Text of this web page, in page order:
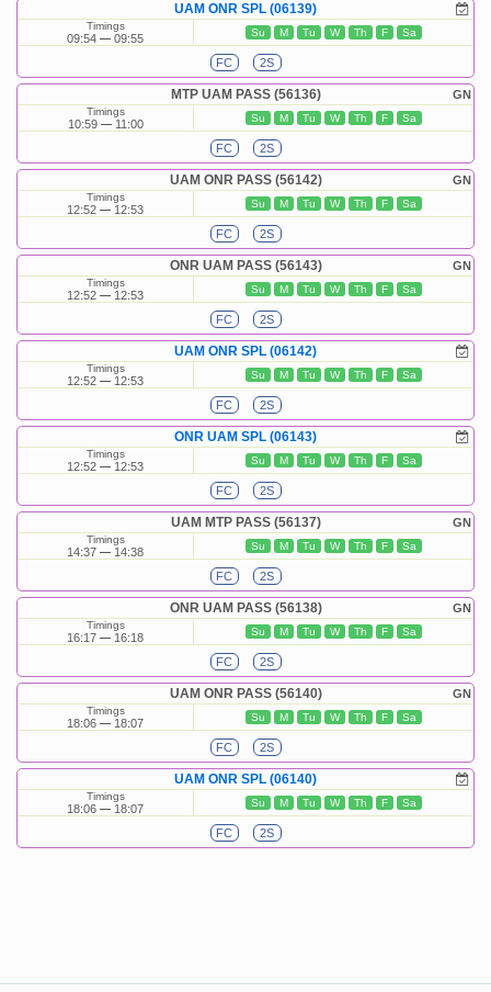
UAM ONR SPL (06139)
Timings
09:54 09:55 Su M Tu W Th F Sa
FC 2S
GN
MTP UAM PASS (56136)
Timings
10:59 11:00 Su M Tu W Th F Sa
FC 2S
GN
UAM ONR PASS (56142)
Timings
12:52 12:53 Su M Tu W Th F Sa
FC 2S
GN
ONR UAM PASS (56143)
Timings
12:52 12:53 Su M Tu W Th F Sa
FC 2S
UAM ONR SPL (06142)
Timings
12:52 12:53 Su M Tu W Th F Sa
FC 2S
ONR UAM SPL (06143)
Timings
12:52 12:53 Su M Tu W Th F Sa
FC 2S
GN
UAM MTP PASS (56137)
Timings
14:37 14:38 Su M Tu W Th F Sa
FC 2S
GN
ONR UAM PASS (56138)
Timings
16:17 16:18 Su M Tu W Th F Sa
FC 2S
GN
UAM ONR PASS (56140)
Timings
18:06 18:07 Su M Tu W Th F Sa
FC 2S
UAM ONR SPL (06140)
Timings
18:06 18:07 Su M Tu W Th F Sa
FC 2S